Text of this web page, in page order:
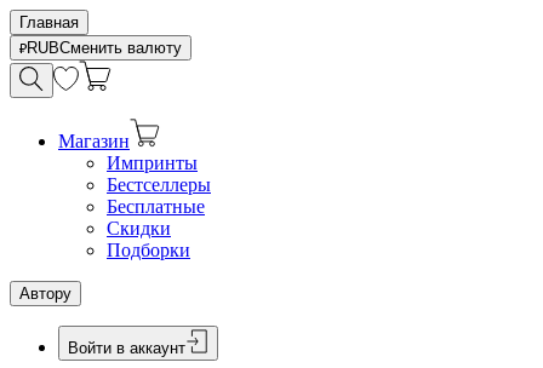
Главная
RUBСменить валюту
Магазин
Импринты
Бестселлеры
Бесплатные
Скидки
Подборки
Автору
Войти в аккаунт